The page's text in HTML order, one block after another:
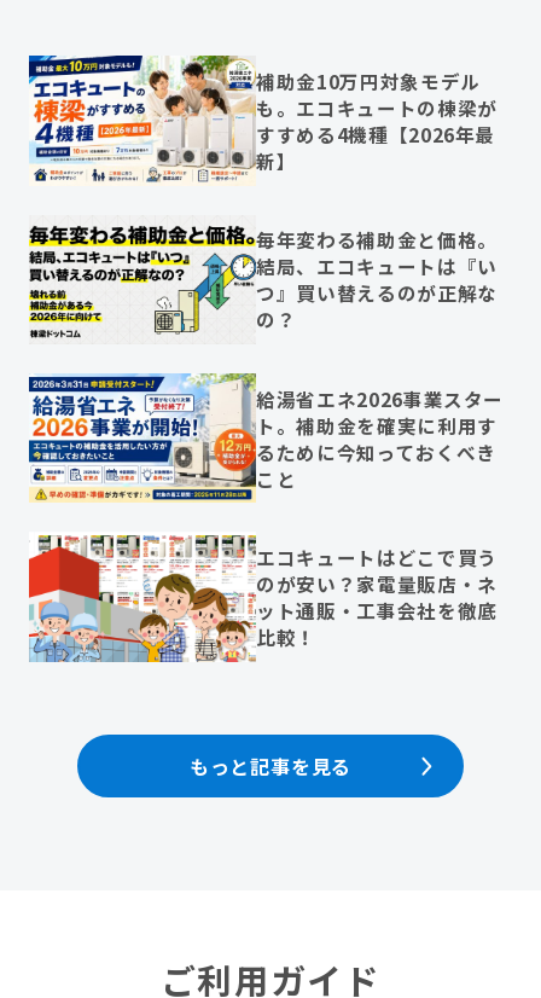
補助金10万円対象モデル
も。エコキュートの棟梁が
すすめる4機種【2026年最
新】
毎年変わる補助金と価格。
結局、エコキュートは『い
つ』買い替えるのが正解な
の？
給湯省エネ2026事業スター
ト。補助金を確実に利用す
るために今知っておくべき
こと
エコキュートはどこで買う
のが安い？家電量販店・ネ
ット通販・工事会社を徹底
比較！
もっと記事を見る
ご利用ガイド